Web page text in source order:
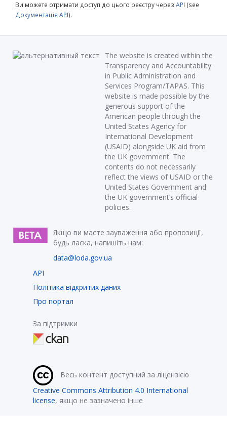
Ви можете отримати доступ до цього реєстру через API (see
Документація API).
The website is created within the
Transparency and Accountability
in Public Administration and
Services Program/TAPAS. This
website is made possible by the
generous support of the
American people through the
United States Agency for
International Development
(USAID) alongside UK aid from
the UK government. The
contents do not necessarily
reflect the views of USAID or the
United States Government and
the UK government’s official
policies.
Якщо ви маєте зауваження або пропозиції,
будь ласка, напишіть нам:
data@loda.gov.ua
API
Політика відкритих даних
Про портал
За підтримки
Весь контент доступний за ліцензією
Creative Commons Attribution 4.0 International
license, якщо не зазначено інше